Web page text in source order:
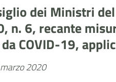
dei Ministri
n. 6, recante
COVID-19,
2020